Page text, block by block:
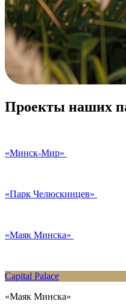
Проекты наших
«Минск-Мир»
«Парк Челюскинцев»
«Маяк Минска»
Capital Palace
«Маяк Минска»